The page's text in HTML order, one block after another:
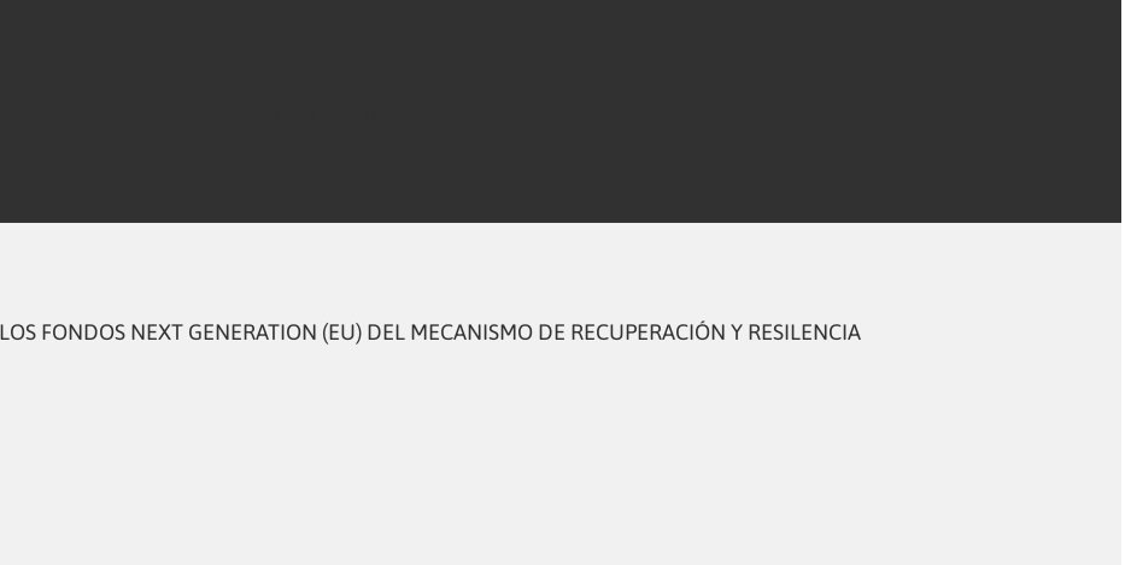
FONDOS NEXT GENERATION (EU) DEL MECANISMO DE RECUPERACIÓN Y RESILENCIA